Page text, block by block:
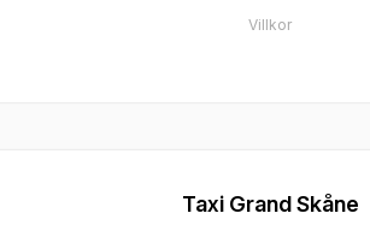
Villkor
Taxi Grand Skåne